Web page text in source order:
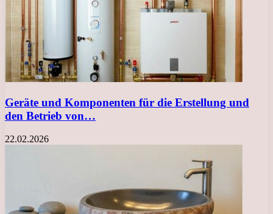
Geräte und Komponenten für die Erstellung und
den Betrieb von…
22.02.2026